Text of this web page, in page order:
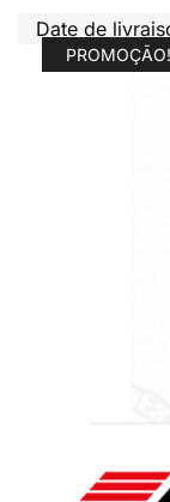
Date de
PROMOÇÃO!